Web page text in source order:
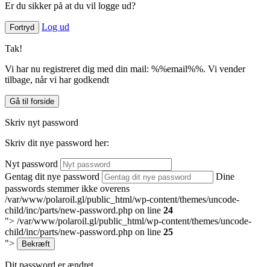
Er du sikker på at du vil logge ud?
Fortryd Log ud
Tak!
Vi har nu registreret dig med din mail: %%email%%. Vi vender
tilbage, når vi har godkendt
Gå til forside
Skriv nyt password
Skriv dit nye password her:
Nyt password
Gentag dit nye password
Dine
passwords stemmer ikke overens
/var/www/polaroil.gl/public_html/wp-content/themes/uncode-
child/inc/parts/new-password.php on line 24
"> /var/www/polaroil.gl/public_html/wp-content/themes/uncode-
child/inc/parts/new-password.php on line 25
">
Bekræft